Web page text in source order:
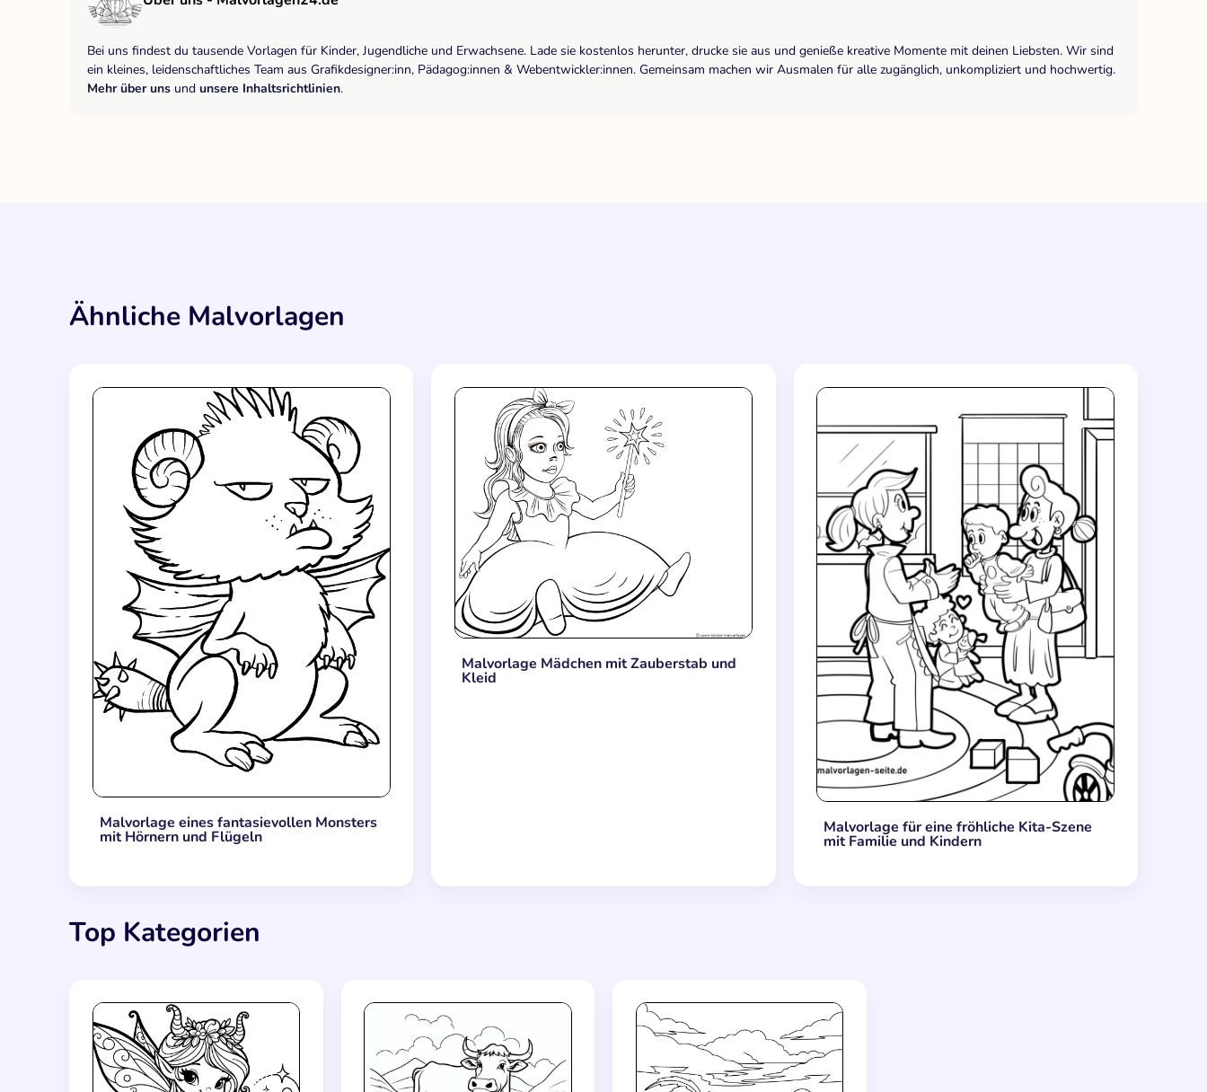
Bei uns findest du tausende Vorlagen für Kinder, Jugendliche und Erwachsene. Lade sie kostenlos herunter, drucke sie aus und genieße kreative Momente mit deinen Liebsten. Wir sind
ein kleines, leidenschaftliches Team aus Grafikdesigner:inn, Pädagog:innen & Webentwickler:innen. Gemeinsam machen wir Ausmalen für alle zugänglich, unkompliziert und hochwertig.
Mehr über uns und unsere Inhaltsrichtlinien.
Ähnliche Malvorlagen
Malvorlage eines fantasievollen Monsters
mit Hörnern und Flügeln
Malvorlage Mädchen mit Zauberstab und
Kleid
Malvorlage für eine fröhliche Kita-Szene
mit Familie und Kindern
Top Kategorien